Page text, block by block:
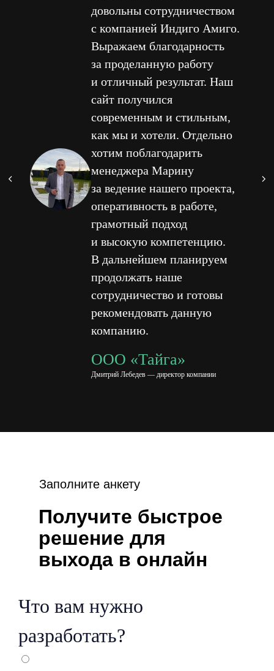
довольны сотрудничеством
с компанией Индиго Амиго.
Выражаем благодарность
за проделанную работу
и отличный результат. Наш
сайт получился
современным и стильным,
как мы и хотели. Отдельно
хотим поблагодарить
менеджера Марину
за ведение нашего проекта,
оперативность в работе,
грамотный подход
и высокую компетенцию.
В дальнейшем планируем
продолжать наше
сотрудничество и готовы
рекомендовать данную
компанию.
ООО «Тайга»
Дмитрий Лебедев — директор компании
Заполните анкету
Получите быстрое
решение для
выхода в онлайн
Что вам нужно
разработать?